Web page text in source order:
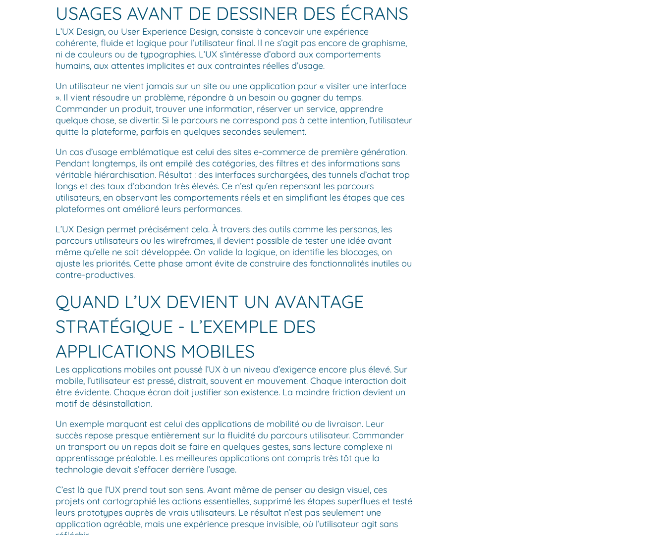
USAGES AVANT DE DESSINER DES ÉCRANS
L’UX Design, ou User Experience Design, consiste à concevoir une expérience
cohérente, fluide et logique pour l’utilisateur final. Il ne s’agit pas encore de graphisme,
ni de couleurs ou de typographies. L’UX s’intéresse d’abord aux comportements
humains, aux attentes implicites et aux contraintes réelles d’usage.
Un utilisateur ne vient jamais sur un site ou une application pour « visiter une interface
». Il vient résoudre un problème, répondre à un besoin ou gagner du temps.
Commander un produit, trouver une information, réserver un service, apprendre
quelque chose, se divertir. Si le parcours ne correspond pas à cette intention, l’utilisateur
quitte la plateforme, parfois en quelques secondes seulement.
Un cas d’usage emblématique est celui des sites e-commerce de première génération.
Pendant longtemps, ils ont empilé des catégories, des filtres et des informations sans
véritable hiérarchisation. Résultat : des interfaces surchargées, des tunnels d’achat trop
longs et des taux d’abandon très élevés. Ce n’est qu’en repensant les parcours
utilisateurs, en observant les comportements réels et en simplifiant les étapes que ces
plateformes ont amélioré leurs performances.
L’UX Design permet précisément cela. À travers des outils comme les personas, les
parcours utilisateurs ou les wireframes, il devient possible de tester une idée avant
même qu’elle ne soit développée. On valide la logique, on identifie les blocages, on
ajuste les priorités. Cette phase amont évite de construire des fonctionnalités inutiles ou
contre-productives.
QUAND L’UX DEVIENT UN AVANTAGE
STRATÉGIQUE - L’EXEMPLE DES
APPLICATIONS MOBILES
Les applications mobiles ont poussé l’UX à un niveau d’exigence encore plus élevé. Sur
mobile, l’utilisateur est pressé, distrait, souvent en mouvement. Chaque interaction doit
être évidente. Chaque écran doit justifier son existence. La moindre friction devient un
motif de désinstallation.
Un exemple marquant est celui des applications de mobilité ou de livraison. Leur
succès repose presque entièrement sur la fluidité du parcours utilisateur. Commander
un transport ou un repas doit se faire en quelques gestes, sans lecture complexe ni
apprentissage préalable. Les meilleures applications ont compris très tôt que la
technologie devait s’effacer derrière l’usage.
C’est là que l’UX prend tout son sens. Avant même de penser au design visuel, ces
projets ont cartographié les actions essentielles, supprimé les étapes superflues et testé
leurs prototypes auprès de vrais utilisateurs. Le résultat n’est pas seulement une
application agréable, mais une expérience presque invisible, où l’utilisateur agit sans